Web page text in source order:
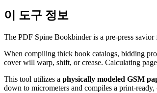
이 도구 정보
The PDF Spine Bookbinder is a pre-press
When compiling thick book catalogs, bidding
cover will warp, shift, or crease. Calculating
This tool utilizes a physically modeled GSM
down to micrometers and compiles a print-